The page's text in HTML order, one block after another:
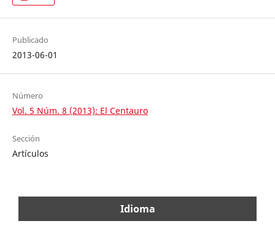
Publicado
2013-06-01
Número
Vol. 5 Núm. 8 (2013): El Centauro
Sección
Artículos
Idioma